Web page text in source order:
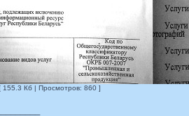
155.3 Кб | Просмотров: 860 ]